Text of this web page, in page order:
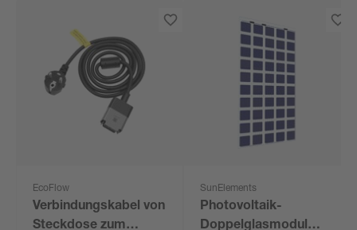
EcoFlow
Verbindungskabel von
Steckdose zum
SunElements
Photovoltaik-
Doppelglasmodul